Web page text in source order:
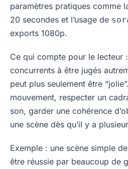
paramètres pratiques comme
20 secondes et l’usage de
exports 1080p.
Ce qui compte pour le lecteur
concurrents à être jugés
peut plus seulement être
mouvement, respecter un
son, garder une cohérence
une scène dès qu’il y a
Exemple : une scène simple
être réussie par beaucoup de